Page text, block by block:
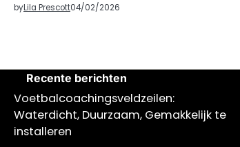
byLila Prescott04/02/2026
Recente berichten
Voetbalcoachingsveldzeilen:
Waterdicht, Duurzaam, Gemakkelijk te
installeren